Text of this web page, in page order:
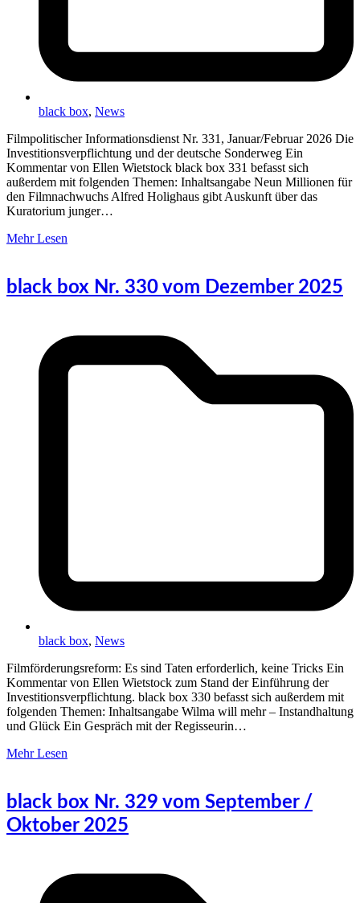
black box, News
Filmpolitischer Informationsdienst Nr. 331, Januar/Februar 2026 Die
Investitionsverpflichtung und der deutsche Sonderweg Ein
Kommentar von Ellen Wietstock black box 331 befasst sich
außerdem mit folgenden Themen: Inhaltsangabe Neun Millionen für
den Filmnachwuchs Alfred Holighaus gibt Auskunft über das
Kuratorium junger…
Mehr Lesen
black box Nr. 330 vom Dezember 2025
black box, News
Filmförderungsreform: Es sind Taten erforderlich, keine Tricks Ein
Kommentar von Ellen Wietstock zum Stand der Einführung der
Investitionsverpflichtung. black box 330 befasst sich außerdem mit
folgenden Themen: Inhaltsangabe Wilma will mehr – Instandhaltung
und Glück Ein Gespräch mit der Regisseurin…
Mehr Lesen
black box Nr. 329 vom September /
Oktober 2025